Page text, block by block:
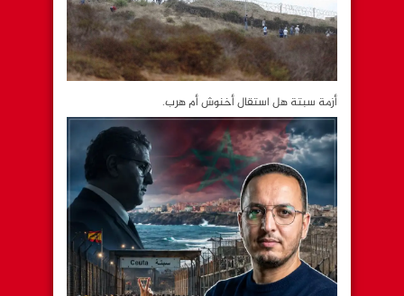
أزمة سبتة هل استقال أخنوش أم هرب.